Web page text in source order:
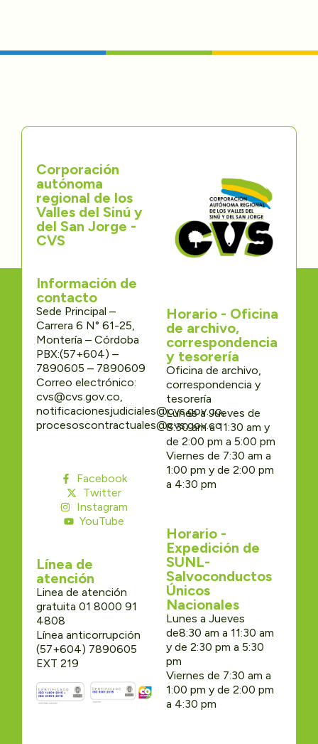
Corporación
autónoma
regional de los
Valles del Sinú y
del San Jorge -
CVS
Información de
contacto
Sede Principal –
Carrera 6 N° 61-25,
Montería – Córdoba
PBX:(57+604) –
7890605 – 7890609
Correo electrónico:
cvs@cvs.gov.co,
notificacionesjudiciales@cvs.gov.co,
procesoscontractuales@cvs.gov.co
Facebook
Twitter
Instagram
YouTube
Línea de
atención
Linea de atención
gratuita 01 8000 91
4808
Línea anticorrupción
(57+604) 7890605
EXT 219
Horario - Oficina
de archivo,
correspondencia
y tesorería
Oficina de archivo,
correspondencia y
tesorería
Lunes a Jueves de
8:30 am a 11:30 am y
de 2:00 pm a 5:00 pm
Viernes de 7:30 am a
1:00 pm y de 2:00 pm
a 4:30 pm
Horario -
Expedición de
SUNL-
Salvoconductos
Únicos
Nacionales
Lunes a Jueves
de8:30 am a 11:30 am
y de 2:30 pm a 5:30
pm
Viernes de 7:30 am a
1:00 pm y de 2:00 pm
a 4:30 pm